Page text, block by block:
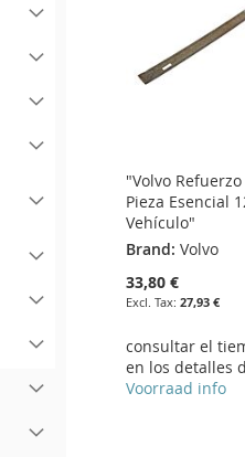
"Volvo
Pieza Esencial
Vehículo"
Brand: Volvo
33,80 €
27,93 €
consultar el
en los detalles
Voorraad info